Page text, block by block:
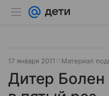
17 января 2011 Материал
Дитер Болен